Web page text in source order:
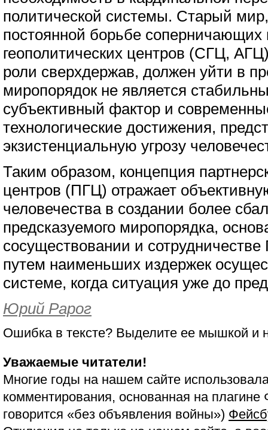
политической системы. Старый
постоянной борьбе соперничающих
геополитических центров (СГЦ,
роли сверхдержав, должен уйти в
миропорядок не является
субъективный фактор и
технологические достижения,
экзистенциальную угрозу
Таким образом, концепция
центров (ПГЦ) отражает
человечества в создании более
предсказуемого миропорядка,
сосуществовании и
путем наименьших издержек
системе, когда ситуация уже до
Юрий Рарог
Ошибка в тексте? Выделите ее мышкой и
Уважаемые читатели!
Многие годы на нашем сайте
комментирования, основанная на
говорится «без объявления войны»)